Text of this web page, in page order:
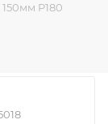
P180